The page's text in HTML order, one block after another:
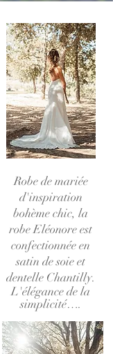
Robe de mariée
d'inspiration
bohème chic, la
robe Eléonore est
confectionnée en
satin de soie et
dentelle Chantilly.
L'élégance de la
simplicité….